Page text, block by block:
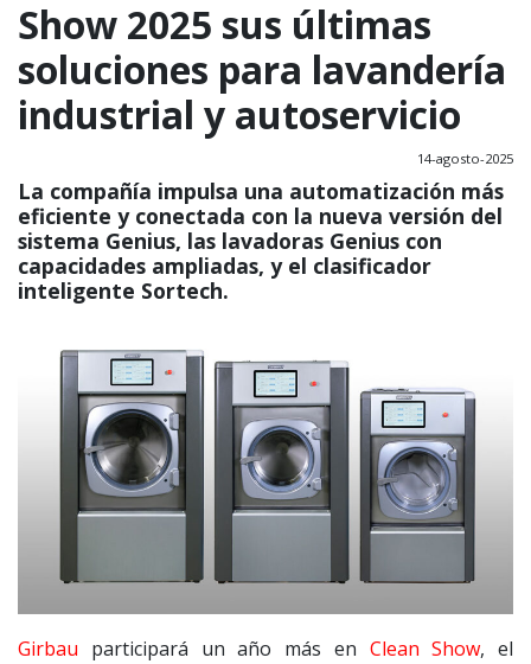
Show 2025 sus últimas
soluciones para lavandería
industrial y autoservicio
14-agosto-2025
La compañía impulsa una automatización más
eficiente y conectada con la nueva versión del
sistema Genius, las lavadoras Genius con
capacidades ampliadas, y el clasificador
inteligente Sortech.
Girbau participará un año más en Clean Show, el